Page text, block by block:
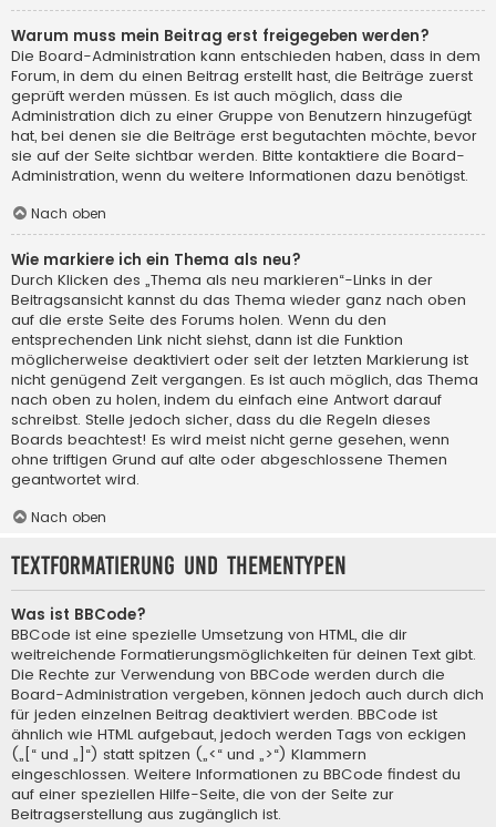
Warum muss mein Beitrag erst freigegeben werden?
Die Board-Administration kann entschieden haben, dass in dem
Forum, in dem du einen Beitrag erstellt hast, die Beiträge zuerst
geprüft werden müssen. Es ist auch möglich, dass die
Administration dich zu einer Gruppe von Benutzern hinzugefügt
hat, bei denen sie die Beiträge erst begutachten möchte, bevor
sie auf der Seite sichtbar werden. Bitte kontaktiere die Board-
Administration, wenn du weitere Informationen dazu benötigst.
Nach oben
Wie markiere ich ein Thema als neu?
Durch Klicken des „Thema als neu markieren“-Links in der
Beitragsansicht kannst du das Thema wieder ganz nach oben
auf die erste Seite des Forums holen. Wenn du den
entsprechenden Link nicht siehst, dann ist die Funktion
möglicherweise deaktiviert oder seit der letzten Markierung ist
nicht genügend Zeit vergangen. Es ist auch möglich, das Thema
nach oben zu holen, indem du einfach eine Antwort darauf
schreibst. Stelle jedoch sicher, dass du die Regeln dieses
Boards beachtest! Es wird meist nicht gerne gesehen, wenn
ohne triftigen Grund auf alte oder abgeschlossene Themen
geantwortet wird.
Nach oben
Textformatierung und Thementypen
Was ist BBCode?
BBCode ist eine spezielle Umsetzung von HTML, die dir
weitreichende Formatierungsmöglichkeiten für deinen Text gibt.
Die Rechte zur Verwendung von BBCode werden durch die
Board-Administration vergeben, können jedoch auch durch dich
für jeden einzelnen Beitrag deaktiviert werden. BBCode ist
ähnlich wie HTML aufgebaut, jedoch werden Tags von eckigen
(„[“ und „]“) statt spitzen („<“ und „>“) Klammern
eingeschlossen. Weitere Informationen zu BBCode findest du
auf einer speziellen Hilfe-Seite, die von der Seite zur
Beitragserstellung aus zugänglich ist.